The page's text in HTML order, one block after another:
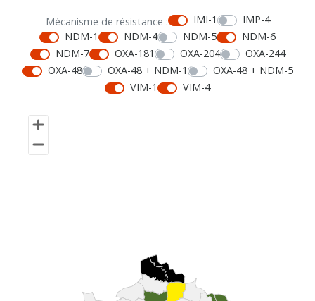
Mécanisme de résistance : IMI-1
IMP-4
NDM-1
NDM-4 NDM-5
NDM-6
NDM-7
OXA-181 OXA-204
OXA-244
OXA-48
OXA-48 + NDM-1
OXA-48 + NDM-5
VIM-1
VIM-4